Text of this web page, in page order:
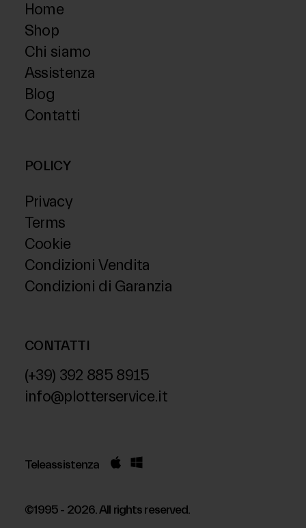
Home
Shop
Chi siamo
Assistenza
Blog
Contatti
POLICY
Privacy
Terms
Cookie
Condizioni Vendita
Condizioni di Garanzia
CONTATTI
(+39) 392 885 8915
info@plotterservice.it
Teleassistenza
©1995 - 2026. All rights reserved.